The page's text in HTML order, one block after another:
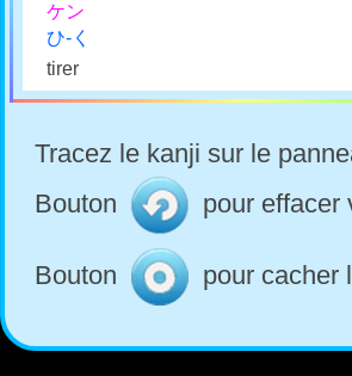
ケン
ひ-く
tirer
Tracez le kanji sur le
Bouton
pour effacer
Bouton pour cacher